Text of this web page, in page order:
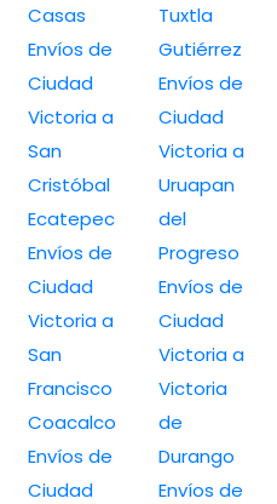
Casas
Envíos de
Ciudad
Victoria a
San
Cristóbal
Ecatepec
Envíos de
Ciudad
Victoria a
San
Francisco
Coacalco
Envíos de
Ciudad
Tuxtla
Gutiérrez
Envíos de
Ciudad
Victoria a
Uruapan
del
Progreso
Envíos de
Ciudad
Victoria a
Victoria
de
Durango
Envíos de